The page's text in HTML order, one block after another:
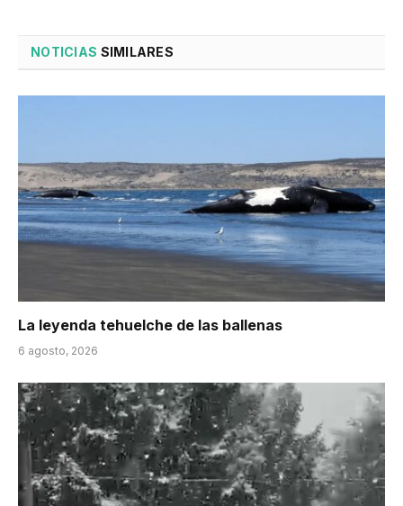
NOTICIAS SIMILARES
La leyenda tehuelche de las ballenas
6 agosto, 2026